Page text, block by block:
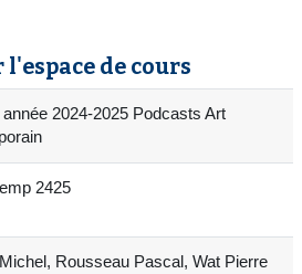
de cours
2024-2025 Podcasts Art
2425
Rousseau Pascal, Wat Pierre